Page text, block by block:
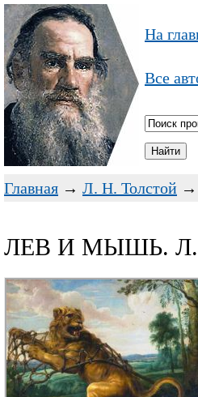
На
Все
Главная → Л. Н. Толстой →
ЛЕВ И МЫШЬ.